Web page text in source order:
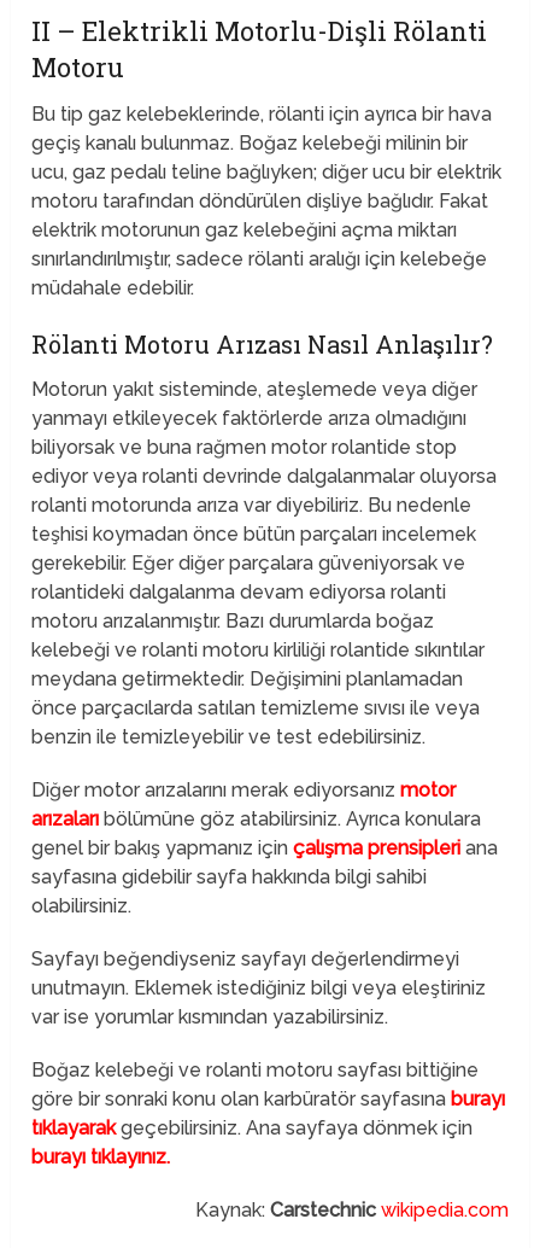
II – Elektrikli Motorlu-Dişli Rölanti
Motoru
Bu tip gaz kelebeklerinde, rölanti için ayrıca bir hava
geçiş kanalı bulunmaz. Boğaz kelebeği milinin bir
ucu, gaz pedalı teline bağlıyken; diğer ucu bir elektrik
motoru tarafından döndürülen dişliye bağlıdır. Fakat
elektrik motorunun gaz kelebeğini açma miktarı
sınırlandırılmıştır, sadece rölanti aralığı için kelebeğe
müdahale edebilir.
Rölanti Motoru Arızası Nasıl Anlaşılır?
Motorun yakıt sisteminde, ateşlemede veya diğer
yanmayı etkileyecek faktörlerde arıza olmadığını
biliyorsak ve buna rağmen motor rolantide stop
ediyor veya rolanti devrinde dalgalanmalar oluyorsa
rolanti motorunda arıza var diyebiliriz. Bu nedenle
teşhisi koymadan önce bütün parçaları incelemek
gerekebilir. Eğer diğer parçalara güveniyorsak ve
rolantideki dalgalanma devam ediyorsa rolanti
motoru arızalanmıştır. Bazı durumlarda boğaz
kelebeği ve rolanti motoru kirliliği rolantide sıkıntılar
meydana getirmektedir. Değişimini planlamadan
önce parçacılarda satılan temizleme sıvısı ile veya
benzin ile temizleyebilir ve test edebilirsiniz.
Diğer motor arızalarını merak ediyorsanızmotor
arızaları bölümüne göz atabilirsiniz. Ayrıca konulara
genel bir bakış yapmanız içinçalışma prensipleri ana
sayfasına gidebilir sayfa hakkında bilgi sahibi
olabilirsiniz.
Sayfayı beğendiyseniz sayfayı değerlendirmeyi
unutmayın. Eklemek istediğiniz bilgi veya eleştiriniz
var ise yorumlar kısmından yazabilirsiniz.
Boğaz kelebeği ve rolanti motoru sayfası bittiğine
göre bir sonraki konu olan karbüratör sayfasına burayı
tıklayarakgeçebilirsiniz. Ana sayfaya dönmek için
burayı tıklayınız.
Kaynak: Carstechnic wikipedia.com